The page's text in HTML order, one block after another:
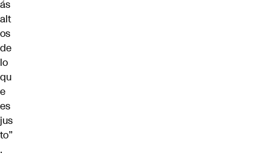
ás
alt
os
de
lo
qu
e
es
jus
to”
.